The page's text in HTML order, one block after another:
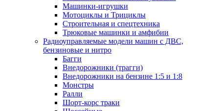
Машинки-игрушки
Мотоциклы и Трициклы
Строительная и спецтехника
Трюковые машинки и амфибии
Радиоуправляемые модели машин с ДВС,
бензиновые и нитро
Багги
Внедорожники (трагги)
Внедорожники на бензине 1:5 и 1:8
Монстры
Ралли
Шорт-корс траки